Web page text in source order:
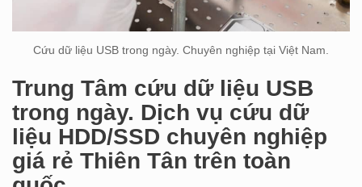
Cứu dữ liệu USB trong ngày. Chuyên nghiệp tại Việt Nam.
Trung Tâm cứu dữ liệu USB
trong ngày. Dịch vụ cứu dữ
liệu HDD/SSD chuyên nghiệp
giá rẻ Thiên Tân trên toàn